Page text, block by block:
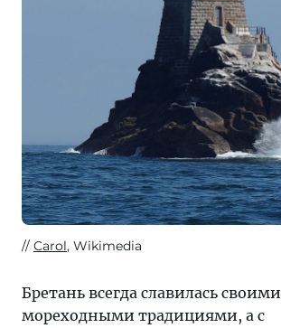
Carol, Wikimedia
Бретань всегда славилась своими
мореходными традициями, а с